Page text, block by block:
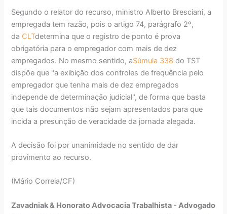
Segundo o relator do recurso, ministro Alberto Bresciani, a
empregada tem razão, pois o artigo 74, parágrafo 2º,
da CLTdetermina que o registro de ponto é prova
obrigatória para o empregador com mais de dez
empregados. No mesmo sentido, aSúmula 338 do TST
dispõe que "a exibição dos controles de frequência pelo
empregador que tenha mais de dez empregados
independe de determinação judicial", de forma que basta
que tais documentos não sejam apresentados para que
incida a presunção de veracidade da jornada alegada.
A decisão foi por unanimidade no sentido de dar
provimento ao recurso.
(Mário Correia/CF)
Zavadniak & Honorato Advocacia Trabalhista - Advogado